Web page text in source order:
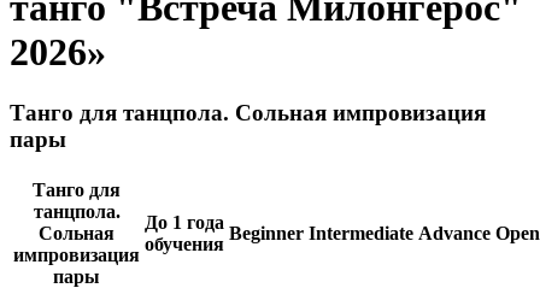
2026»
Танго для танцпола. Сольная импровизация
пары
Танго для
танцпола.
Сольная
импровизация
пары
До 1 года
обучения
Beginner Intermediate Advance Open